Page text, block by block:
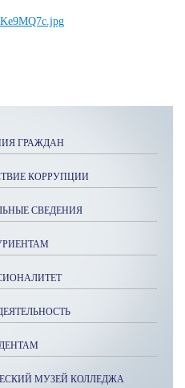
ГРАЖДАН
КОРРУПЦИИ
СВЕДЕНИЯ
МУЗЕЙ КОЛЛЕДЖА